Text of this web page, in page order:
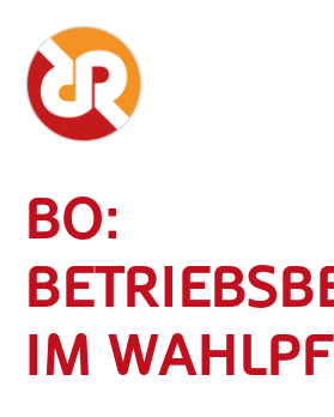
BO:
IM